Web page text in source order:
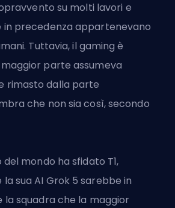
su molti lavori e
in precedenza appartenevano
Tuttavia, il gaming è
parte assumeva
rimasto dalla parte
che non sia così, secondo
del mondo ha sfidato T1,
sua AI Grok 5 sarebbe in
squadra che la maggior